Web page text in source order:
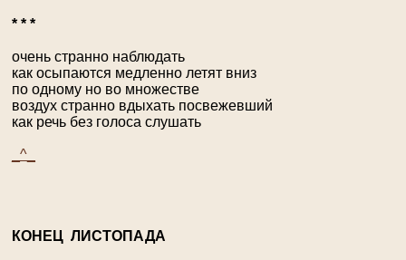
* * *
очень странно наблюдать
как осыпаются медленно летят вниз
по одному но во множестве
воздух странно вдыхать посвежевший
как речь без голоса слушать
_^_
КОНЕЦ ЛИСТОПАДА